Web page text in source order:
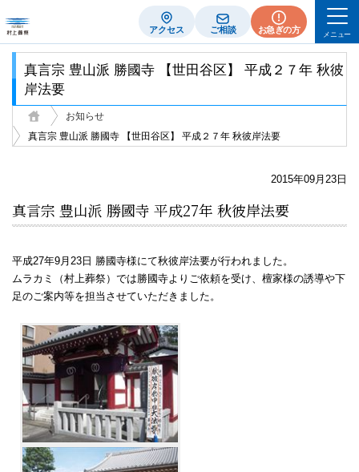
アクセス ご相談 お急ぎの方 メニュー
真言宗 豊山派 勝國寺 【世田谷区】 平成２７年 秋彼
岸法要
お知らせ
真言宗 豊山派 勝國寺 【世田谷区】 平成２７年 秋彼岸法要
2015年09月23日
真言宗 豊山派 勝國寺 平成27年 秋彼岸法要
平成27年9月23日 勝國寺様にて秋彼岸法要が行われました。
ムラカミ（村上葬祭）では勝國寺よりご依頼を受け、檀家様の誘導や下
足のご案内等を担当させていただきました。